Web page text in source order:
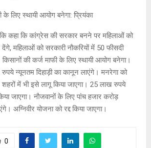
के लिए स्थायी आयोग बनेगा: प्रियंका
कि कहा कि कांग्रेस की सरकार बनने पर महिलाओं को
महिलाओं को सरकारी नाैकरियों में 50 फीसदी
किसानों की कर्ज माफी के लिए स्थायी आयोग बनेगा।
न्यूनतम दिहाड़ी का कानून लाएंगे। मनरेगा को
में भी इसे लागू किया जाएगा। 25 लाख रुपये
जाएगा। नाैजवानों के लिए पांच हजार करोड़
अग्निवीर योजना को रद्द किया जाएगा।
0